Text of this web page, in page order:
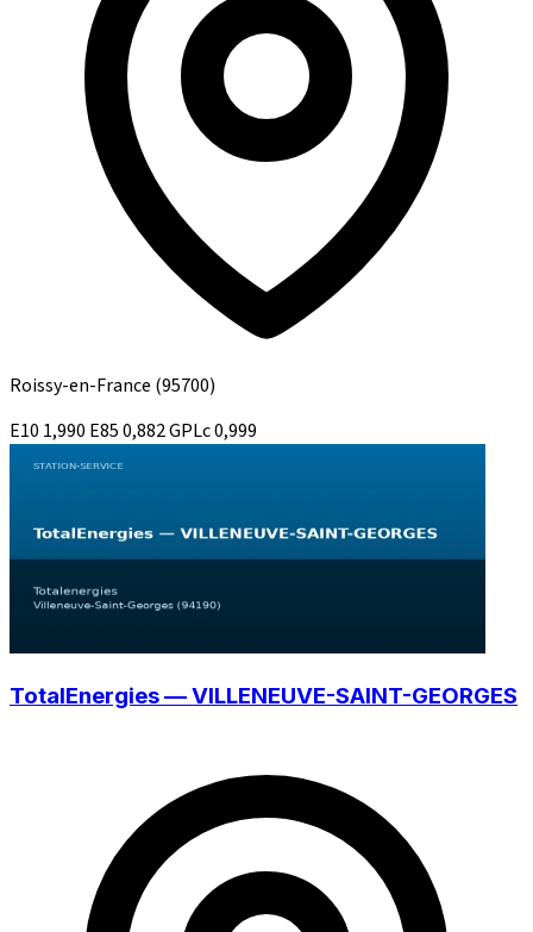
Roissy-en-France (95700)
E10 1,990 E850,882GPLc0,999
TotalEnergies — VILLENEUVE-SAINT-GEORGES